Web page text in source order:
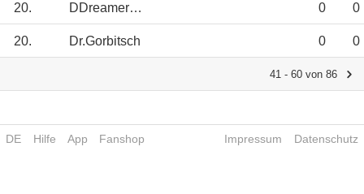
20. DDreamer84 0 0
20. Dr.Gorbitsch 0 0
41 - 60 von 86
DE Hilfe App Fanshop Impressum Datenschutz